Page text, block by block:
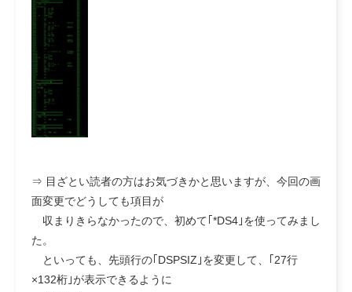
⇒ 目ざとい読者の方はお気づきかと思いますが、今回の画
面変更でどうしても項目が
収まりきらなかったので、初めて｢*DS4｣を使ってみまし
た。
といっても、先頭行の｢DSPSIZ｣を変更して、｢27行
×132桁｣が表示できるように